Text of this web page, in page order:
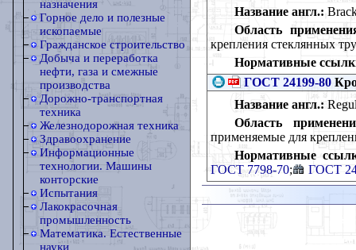
назначения
Горное дело и полезные
ископаемые
Гражданское строительство
Добыча и переработка
нефти, газа и смежные
производства
Дорожно-транспортная
техника
Железнодорожная техника
Здравоохранение
Информационные
технологии. Машины
конторские
Испытания
Лакокрасочная
промышленность
Математика. Естественные
науки
Название англ.:
Область
крепления стеклянных
Нормативные
ГОСТ 24199-80
Название англ.:
Область
применяемые для
Нормативные
ГОСТ 7798-70; ГОСТ